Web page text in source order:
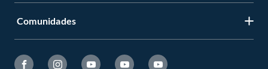
Comunidades